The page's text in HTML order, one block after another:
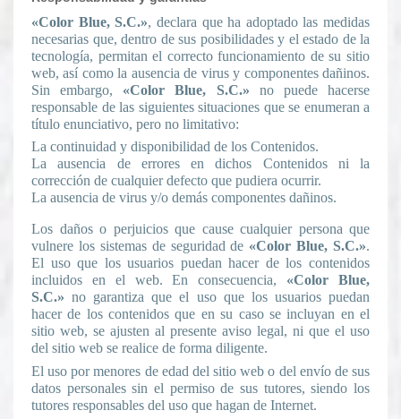
«Color Blue, S.C.», declara que ha adoptado las medidas
necesarias que, dentro de sus posibilidades y el estado de la
tecnología, permitan el correcto funcionamiento de su sitio
web, así como la ausencia de virus y componentes dañinos.
Sin embargo, «Color Blue, S.C.» no puede hacerse
responsable de las siguientes situaciones que se enumeran a
título enunciativo, pero no limitativo:
La continuidad y disponibilidad de los Contenidos.
La ausencia de errores en dichos Contenidos ni la
corrección de cualquier defecto que pudiera ocurrir.
La ausencia de virus y/o demás componentes dañinos.
Los daños o perjuicios que cause cualquier persona que
vulnere los sistemas de seguridad de «Color Blue, S.C.».
El uso que los usuarios puedan hacer de los contenidos
incluidos en el web. En consecuencia, «Color Blue,
S.C.» no garantiza que el uso que los usuarios puedan
hacer de los contenidos que en su caso se incluyan en el
sitio web, se ajusten al presente aviso legal, ni que el uso
del sitio web se realice de forma diligente.
El uso por menores de edad del sitio web o del envío de sus
datos personales sin el permiso de sus tutores, siendo los
tutores responsables del uso que hagan de Internet.